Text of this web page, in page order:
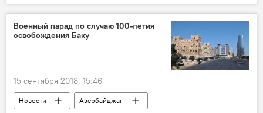
прогноз
синоптики
метеочувствительные люди
Военный парад по случаю 100-летия
освобождения Баку
15 сентября 2018, 15:46
Новости
Азербайджан